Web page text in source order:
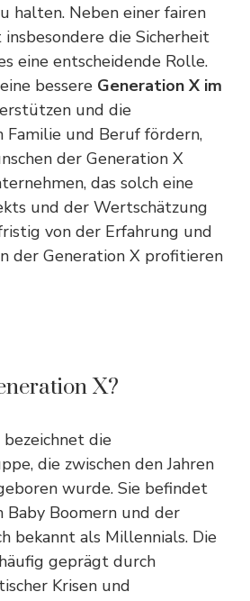
halten. Neben einer fairen
die Sicherheit
eine entscheidende Rolle.
bessere Generation X im
und die
Familie und Beruf fördern,
der Generation X
das solch eine
und der Wertschätzung
von der Erfahrung und
der Generation X profitieren
X?
die
die zwischen den Jahren
wurde. Sie befindet
Baby Boomern und der
bekannt als Millennials. Die
geprägt durch
Krisen und